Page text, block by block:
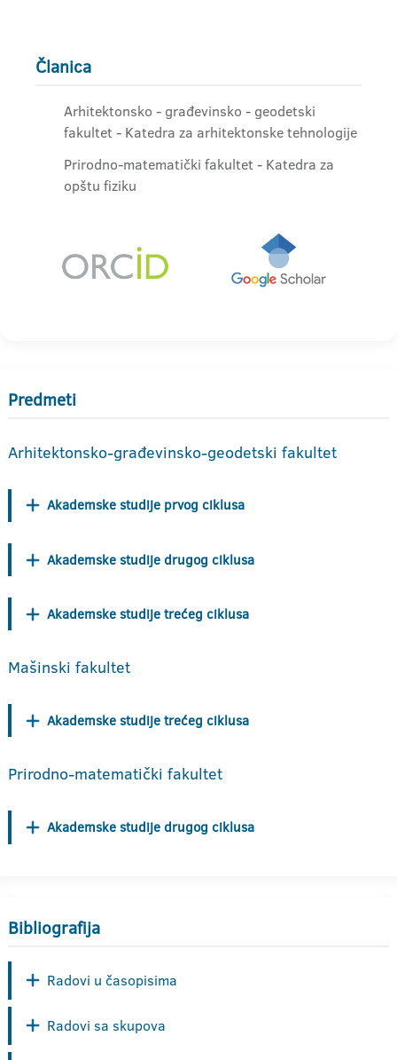
Članica
Arhitektonsko - građevinsko - geodetski
fakultet - Katedra za arhitektonske tehnologije
Prirodno-matematički fakultet - Katedra za
opštu fiziku
Predmeti
Arhitektonsko-građevinsko-geodetski fakultet
Akademske studije prvog ciklusa
Akademske studije drugog ciklusa
Akademske studije trećeg ciklusa
Mašinski fakultet
Akademske studije trećeg ciklusa
Prirodno-matematički fakultet
Akademske studije drugog ciklusa
Bibliografija
Radovi u časopisima
Radovi sa skupova